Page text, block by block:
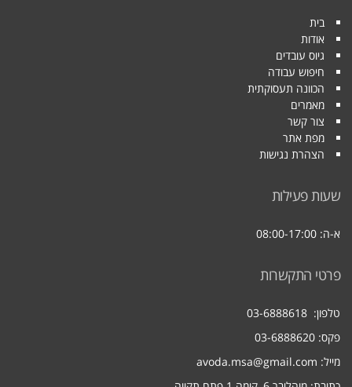
בית
אודות
גיוס עובדים
חיפוש עבודה
הכוונה תעסוקתית
מאמרים
צור קשר
מפת אתר
הצהרת נגישות
שעות פעילות
א-ה: 08:00-17:00
פרטי התקשרות
טלפון: 03-6888618
פקס: 03-6888620
מייל: avoda.msa@gmail.com